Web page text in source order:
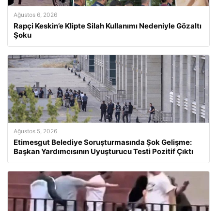
Ağustos 6, 2026
Rapçi Keskin’e Klipte Silah Kullanımı Nedeniyle Gözaltı
Şoku
Ağustos 5, 2026
Etimesgut Belediye Soruşturmasında Şok Gelişme:
Başkan Yardımcısının Uyuşturucu Testi Pozitif Çıktı